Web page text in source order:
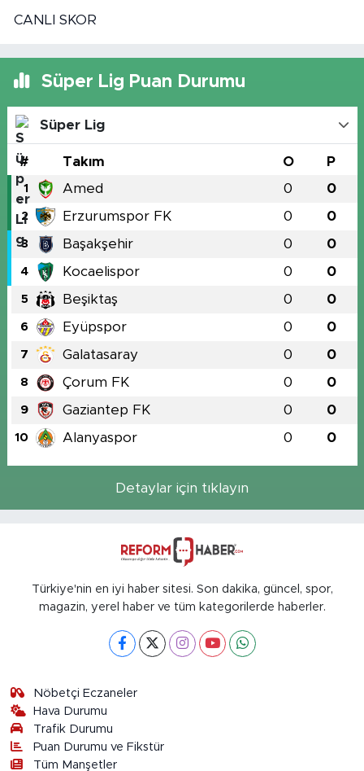
CANLI SKOR
Süper Lig Puan Durumu
Süper Lig
# Takım O P
1 Amed 0 0
2 Erzurumspor FK 0 0
3 Başakşehir 0 0
4 Kocaelispor 0 0
5 Beşiktaş 0 0
6 Eyüpspor 0 0
7 Galatasaray 0 0
8 Çorum FK 0 0
9 Gaziantep FK 0 0
10 Alanyaspor 0 0
Detaylar için tıklayın
Türkiye'nin en iyi haber sitesi. Son dakika, güncel, spor,
magazin, yerel haber ve tüm kategorilerde haberler.
Nöbetçi Eczaneler
Hava Durumu
Trafik Durumu
Puan Durumu ve Fikstür
Tüm Manşetler